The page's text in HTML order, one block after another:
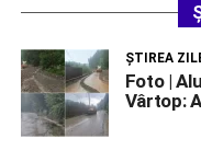
ŞTIREA
Foto |
Vârtop: